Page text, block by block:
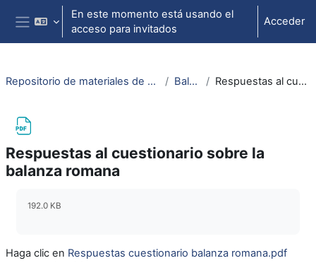
Salta al contenido principal
Panel lateral
En este momento está usando el
acceso para invitados
Acceder
Repositorio de materiales de soporte para la docencia de la física universitaria II Balanza romana Respuestas al cuestionario sobre la balanza romana
Respuestas al cuestionario sobre la
balanza romana
192.0 KB
Haga clic en Respuestas cuestionario balanza romana.pdf